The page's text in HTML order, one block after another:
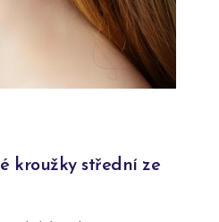
kroužky střední ze